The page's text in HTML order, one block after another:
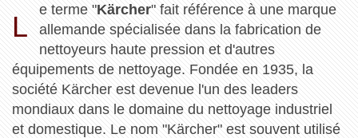
L
e terme "Kärcher" fait référence à une marque
allemande spécialisée dans la fabrication de
nettoyeurs haute pression et d'autres
équipements de nettoyage. Fondée en 1935, la
société Kärcher est devenue l'un des leaders
mondiaux dans le domaine du nettoyage industriel
et domestique. Le nom "Kärcher" est souvent utilisé